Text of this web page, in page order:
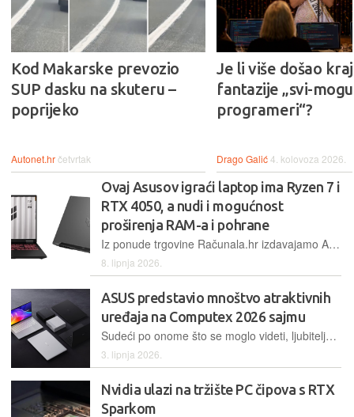
Kod Makarske prevozio
SUP dasku na skuteru –
poprijeko
Autonet.hrčetvrtak
Je li više došao kraj
fantazije „svi-
programeri“?
Drago Galić4. kolovoza 2026.
Ovaj Asusov igraći laptop ima Ryzen 7 i
RTX 4050, a nudi i mogućnost
proširenja RAM-a i pohrane
Iz ponude trgovine Računala.hr izdavajamo Asus TUF Gaming A16 FA607NUG-RL177, igraći laptop koji nudi dovoljno dobre performanse za pokretanje modernih igara i za rad u zahtjevnijim programima
8. lipnja 2026.
ASUS predstavio mnoštvo atraktivnih
uređaja na Computex 2026 sajmu
Sudeći po onome što se moglo videti, ljubitelje novih tehnologija čeka zanimljiva jesen.
3. lipnja 2026.
Nvidia ulazi na tržište PC čipova s RTX
Sparkom